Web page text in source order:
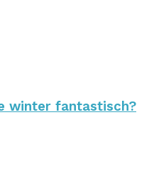
winter fantastisch?